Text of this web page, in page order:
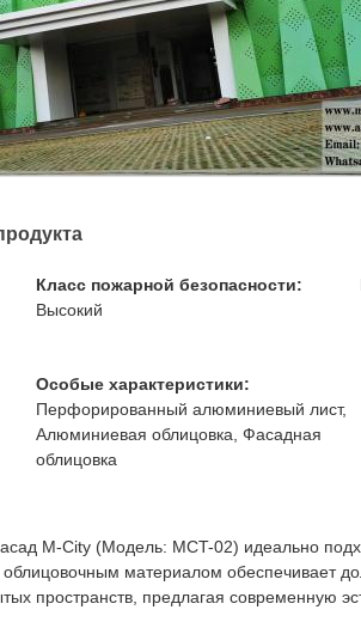
Класс пожарной безопасности:
Высокий
Особые характеристики:
Перфорированный алюминиевый лист,
Алюминиевая облицовка, Фасадная
облицовка
M-City (Модель: MCT-02) идеально
материалом обеспечивает
пространств, предлагая современную